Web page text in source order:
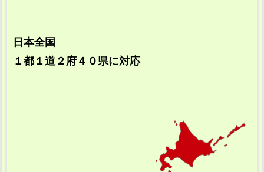
日本全国
１都１道２府４０県に対応